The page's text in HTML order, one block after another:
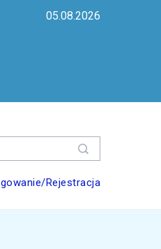
05.08.2026
Rejestracja